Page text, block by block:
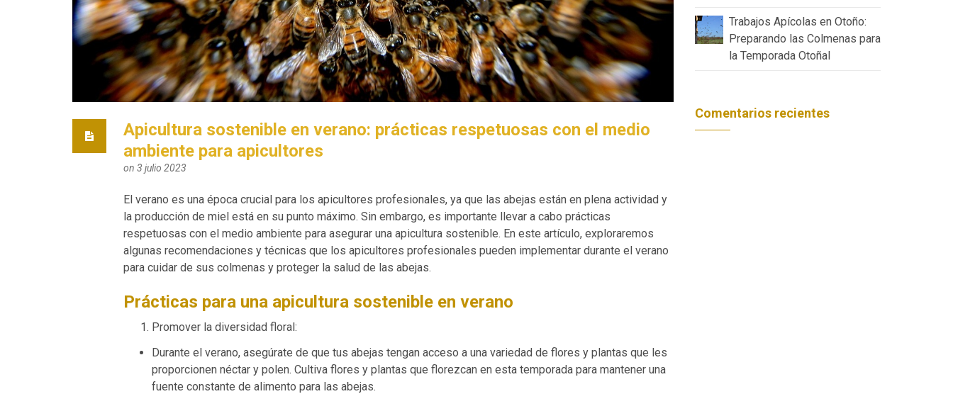
Apicultura sostenible en verano: prácticas respetuosas con el medio
ambiente para apicultores
on 3 julio 2023
El verano es una época crucial para los apicultores profesionales, ya que las abejas están en plena actividad y
la producción de miel está en su punto máximo. Sin embargo, es importante llevar a cabo prácticas
respetuosas con el medio ambiente para asegurar una apicultura sostenible. En este artículo, exploraremos
algunas recomendaciones y técnicas que los apicultores profesionales pueden implementar durante el verano
para cuidar de sus colmenas y proteger la salud de las abejas.
Prácticas para una apicultura sostenible en verano
Promover la diversidad floral:
Durante el verano, asegúrate de que tus abejas tengan acceso a una variedad de flores y plantas que les
proporcionen néctar y polen. Cultiva flores y plantas que florezcan en esta temporada para mantener una
fuente constante de alimento para las abejas.
Trabajos Apícolas en Otoño:
Preparando las Colmenas para
la Temporada Otoñal
Comentarios recientes